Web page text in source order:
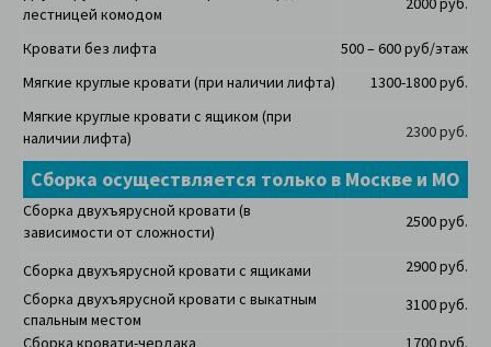
лестницей комодом
Кровати без лифта
500 – 600 руб/этаж
Мягкие круглые кровати (при наличии лифта)
1300-1800 руб.
Мягкие круглые кровати с ящиком (при
наличии лифта)
2300 руб.
Сборка осуществляется только в Москве и МО
Сборка двухъярусной кровати (в
зависимости от сложности)
2500 руб.
Сборка двухъярусной кровати с ящиками
2900 руб.
Сборка двухъярусной кровати с выкатным
спальным местом
3100 руб.
Сборка кровати-чердака
1700 руб.